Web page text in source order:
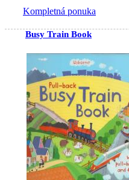
Kompletná ponuka
Busy Train Book